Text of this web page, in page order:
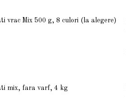
vrac Mix 500 g, 8 culori (la alegere)
mix, fara varf, 4 kg